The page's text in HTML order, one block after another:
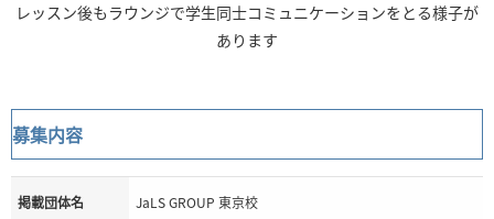
レッスン後もラウンジで学生同士コミュニケーションをとる様子が
あります
募集内容
掲載団体名 JaLS GROUP 東京校